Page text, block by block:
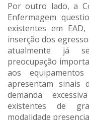
Por outro lado, a
Enfermagem
existentes em
inserção dos
atualmente já
preocupação
aos
apresentam sinais
demanda
existentes de
modalidade